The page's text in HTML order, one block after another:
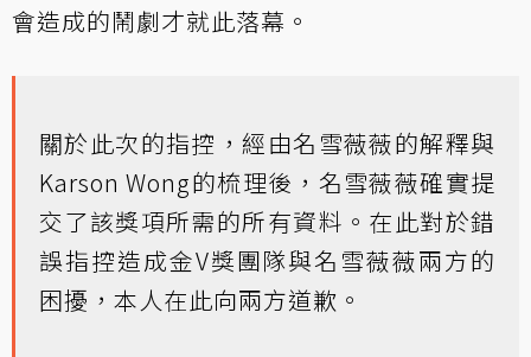
會造成的鬧劇才就此落幕。
關於此次的指控，經由名雪薇薇的解釋與
Karson Wong的梳理後，名雪薇薇確實提
交了該獎項所需的所有資料。在此對於錯
誤指控造成金V獎團隊與名雪薇薇兩方的
困擾，本人在此向兩方道歉。